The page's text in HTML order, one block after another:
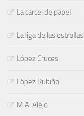
La carcel de papel
La liga de las estrollas
López Cruces
López Rubiño
M.A. Alejo